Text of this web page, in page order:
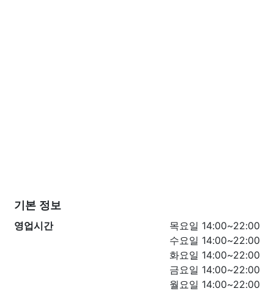
기본 정보
영업시간
목요일 14:00~22:00
수요일 14:00~22:00
화요일 14:00~22:00
금요일 14:00~22:00
월요일 14:00~22:00